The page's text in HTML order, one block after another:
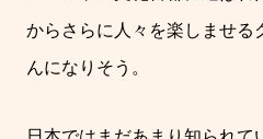
からさらに人々を楽しませる
んになりそう。